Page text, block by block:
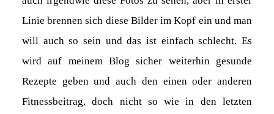
Linie brennen sich diese Bilder im Kopf ein und man
will auch so sein und das ist einfach schlecht. Es
wird auf meinem Blog sicher weiterhin gesunde
Rezepte geben und auch den einen oder anderen
Fitnessbeitrag, doch nicht so wie in den letzten